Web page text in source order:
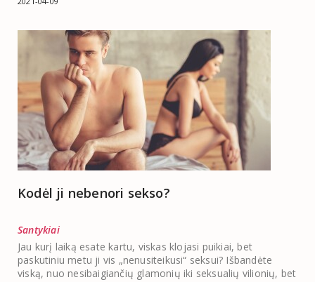
Kodėl ji nebenori sekso?
Santykiai
Jau kurį laiką esate kartu, viskas klojasi puikiai, bet
paskutiniu metu ji vis „nenusiteikusi“ seksui? Išbandėte
viską, nuo nesibaigiančių glamonių iki seksualių vilionių, bet